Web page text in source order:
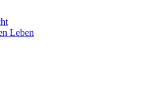
Leben